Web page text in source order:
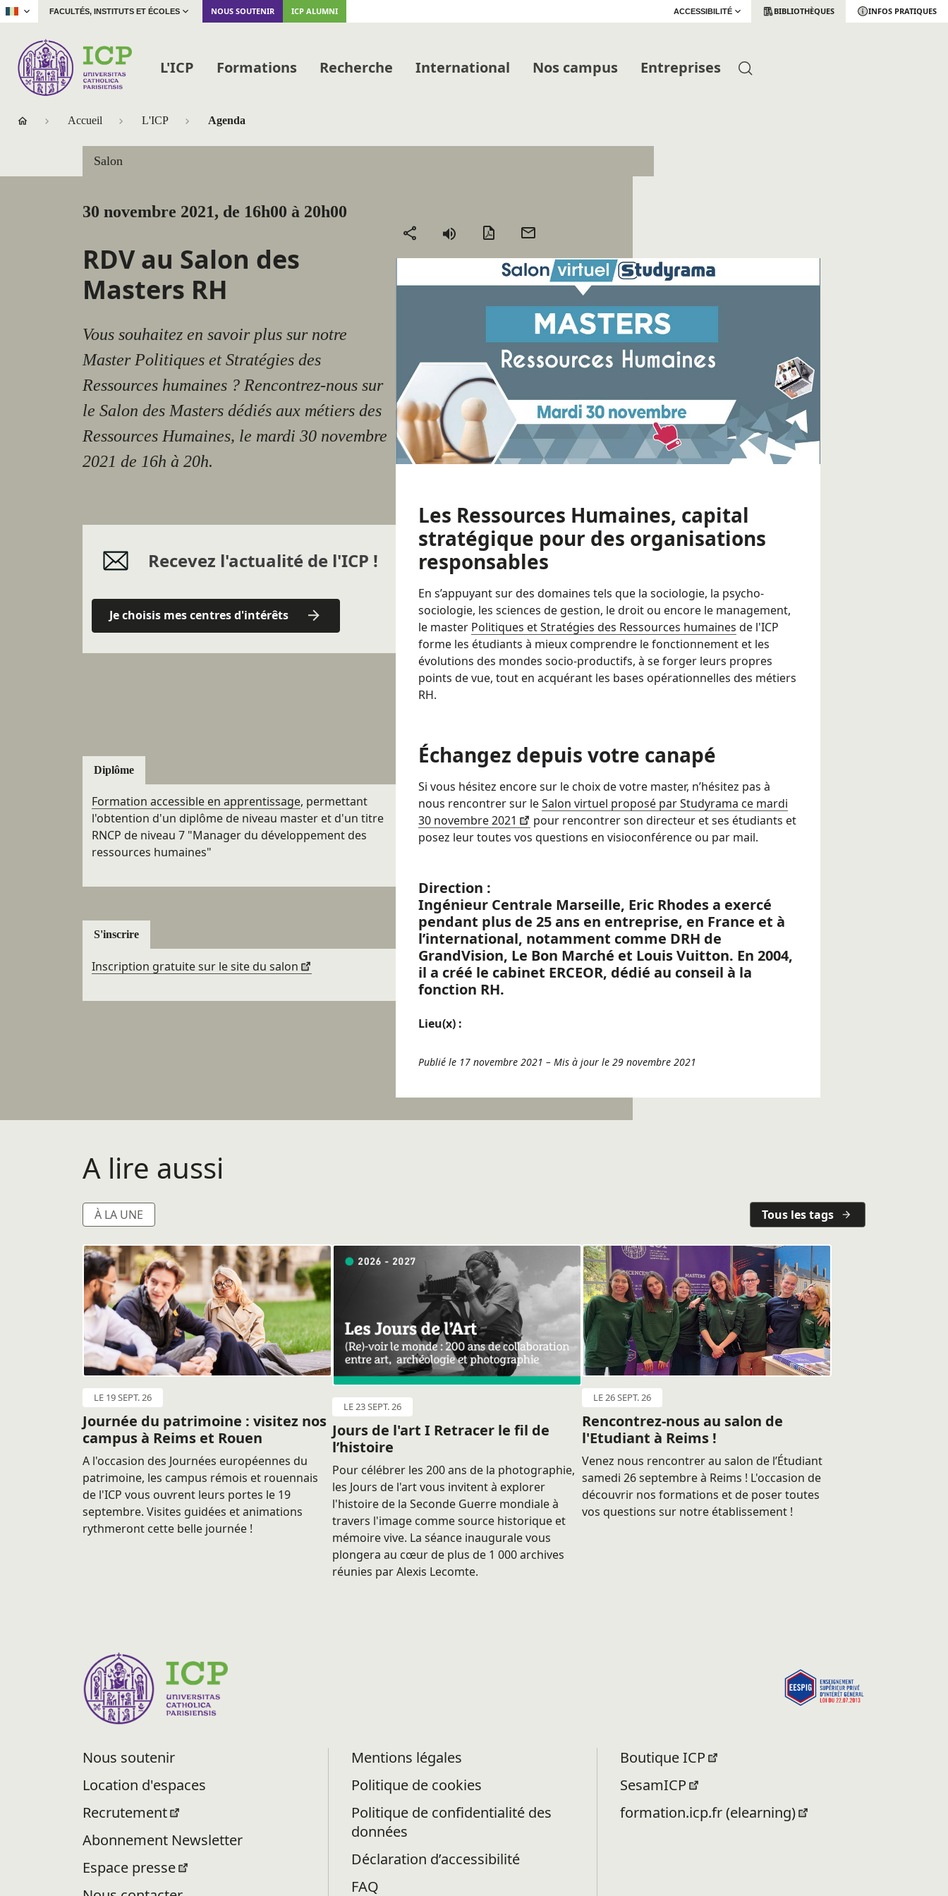
| FACULTÉS, INSTITUTS ET ÉCOLES NOUS SOUTENIR ICP ALUMNI ACCESSIBILITÉ BIBLIOTHÈQUES INFOS PRATIQUES
L'ICP Formations Recherche International Nos campus Entreprises
Accueil L'ICP Agenda
Salon
30 novembre 2021, de 16h00 à 20h00
RDV au Salon des
Masters RH
Vous souhaitez en savoir plus sur notre
Master Politiques et Stratégies des
Ressources humaines ? Rencontrez-nous sur
le Salon des Masters dédiés aux métiers des
Ressources Humaines, le mardi 30 novembre
2021 de 16h à 20h.
Recevez l'actualité de l'ICP !
Je choisis mes centres d'intérêts
Diplôme
Formation accessible en apprentissage, permettant
l'obtention d'un diplôme de niveau master et d'un titre
RNCP de niveau 7 "Manager du développement des
ressources humaines"
S'inscrire
Inscription gratuite sur le site du salon
Partager
Version
mail
Les Ressources Humaines, capital
stratégique pour des organisations
responsables
En s’appuyant sur des domaines tels que la sociologie, la psycho-
sociologie, les sciences de gestion, le droit ou encore le management,
le master Politiques et Stratégies des Ressources humaines de l'ICP
forme les étudiants à mieux comprendre le fonctionnement et les
évolutions des mondes socio-productifs, à se forger leurs propres
points de vue, tout en acquérant les bases opérationnelles des métiers
RH.
Échangez depuis votre canapé
Si vous hésitez encore sur le choix de votre master, n’hésitez pas à
nous rencontrer sur leSalon virtuel proposé par Studyrama ce mardi
30 novembre 2021
pour rencontrer son directeur et ses étudiants et
posez leur toutes vos questions en visioconférence ou par mail.
Direction :
Ingénieur Centrale Marseille, Eric Rhodesa exercé
pendant plus de 25 ans en entreprise, en France et à
l’international, notamment comme DRH de
GrandVision, Le Bon Marché et Louis Vuitton. En 2004,
il a créé le cabinet ERCEOR, dédié au conseil à la
fonction RH.
Lieu(x) :
Publié le 17 novembre 2021 – Mis à jour le 29 novembre 2021
A lire aussi
À LA UNE Tous les tags
LE 19 SEPT. 26
Journée du patrimoine : visitez nos
campus à Reims et Rouen
A l'occasion des Journées européennes du
patrimoine, les campus rémois et rouennais
de l'ICP vous ouvrent leurs portes le 19
septembre. Visites guidées et animations
rythmeront cette belle journée !
LE 23 SEPT. 26
Jours de l'art I Retracer le fil de
l’histoire
Pour célébrer les 200 ans de la photographie,
les Jours de l'art vous invitent à explorer
l'histoire de la Seconde Guerre mondiale à
travers l'image comme source historique et
mémoire vive. La séance inaugurale vous
plongera au cœur de plus de 1 000 archives
réunies par Alexis Lecomte.
LE 26 SEPT. 26
Rencontrez-nous au salon de
l'Etudiant à Reims !
Venez nous rencontrer au salon de l’Étudiant
samedi 26 septembre à Reims ! L'occasion de
découvrir nos formations et de poser toutes
vos questions sur notre établissement !
Nous soutenir
Location d'espaces
Recrutement
Abonnement Newsletter
Espace presse
Mentions légales
Politique de cookies
Politique de confidentialité des
données
Déclaration d’accessibilité
FAQ
Boutique ICP
SesamICP
formation.icp.fr (elearning)